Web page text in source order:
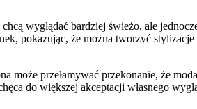
wyglądać bardziej świeżo, ale
pokazując, że można tworzyć
może przełamywać przekonanie, że
do większej akceptacji własnego